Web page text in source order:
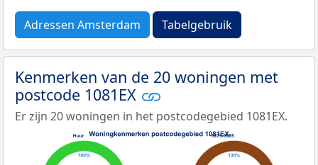
Adressen Amsterdam Tabelgebruik
Kenmerken van de 20 woningen met
postcode 1081EX
Er zijn 20 woningen in het postcodegebied 1081EX.